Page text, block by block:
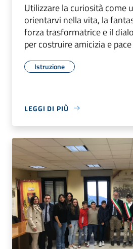
Utilizzare la curiosità come
orientarvi nella vita, la
forza trasformatrice e il
per costruire amicizia e pace
Istruzione
LEGGI DI PIÙ